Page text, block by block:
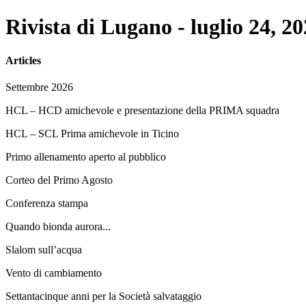
Rivista di Lugano - luglio 24,
Articles
Settembre 2026
HCL – HCD amichevole e presentazione della PRIMA squadra
HCL – SCL Prima amichevole in Ticino
Primo allenamento aperto al pubblico
Corteo del Primo Agosto
Conferenza stampa
Quando bionda aurora...
Slalom sull’acqua
Vento di cambiamento
Settantacinque anni per la Società salvataggio